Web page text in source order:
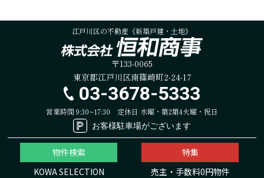
江戸川区の不動産《新築戸建・土地》
〒133-0065
東京都江戸川区南篠崎町2-24-17
03-3678-5333
営業時間 9:30~17:30 定休日 水曜・第2第4火曜・祝日
お客様駐車場がございます
物件検索
KOWA SELECTION
特集
売主・手数料0円物件